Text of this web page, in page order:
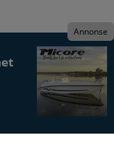
Annonse